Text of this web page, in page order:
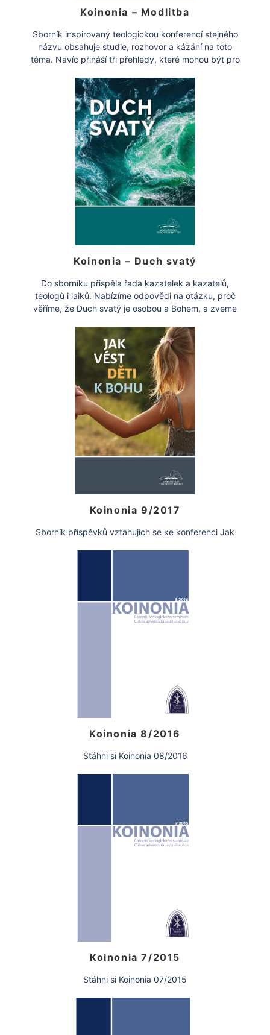
Koinonia – Modlitba
Sborník inspirovaný teologickou konferencí stejného
názvu obsahuje studie, rozhovor a kázání na toto
téma. Navíc přináší tři přehledy, které mohou být pro
Koinonia – Duch svatý
Do sborníku přispěla řada kazatelek a kazatelů,
teologů i laiků. Nabízíme odpovědi na otázku, proč
věříme, že Duch svatý je osobou a Bohem, a zveme
Koinonia 9/2017
Sborník příspěvků vztahujích se ke konferenci Jak
Koinonia 8/2016
Stáhni si Koinonia 08/2016
Koinonia 7/2015
Stáhni si Koinonia 07/2015